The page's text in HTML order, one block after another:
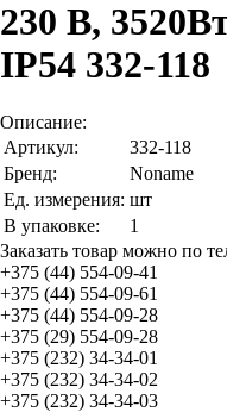
230 В,
IP54 332-118
Описание:
Артикул:
332-118
Бренд:
Noname
Ед. измерения: шт
В упаковке:
1
Заказать товар можно по
+375 (44) 554-09-41
+375 (44) 554-09-61
+375 (44) 554-09-28
+375 (29) 554-09-28
+375 (232) 34-34-01
+375 (232) 34-34-02
+375 (232) 34-34-03